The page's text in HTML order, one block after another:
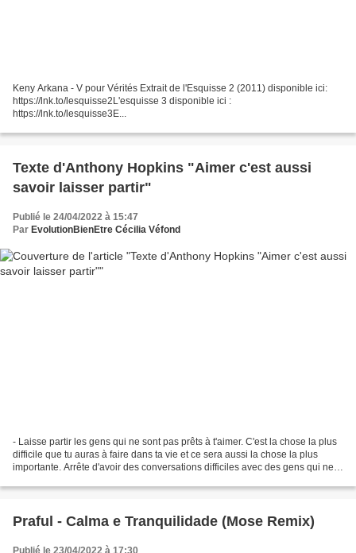
Keny Arkana - V pour Vérités Extrait de l'Esquisse 2 (2011) disponible ici:
https://lnk.to/lesquisse2L'esquisse 3 disponible ici :
https://lnk.to/lesquisse3E...
Texte d'Anthony Hopkins "Aimer c'est aussi
savoir laisser partir"
Publié le 24/04/2022 à 15:47
Par EvolutionBienEtre Cécilia Véfond
- Laisse partir les gens qui ne sont pas prêts à t'aimer. C'est la chose la plus
difficile que tu auras à faire dans ta vie et ce sera aussi la chose la plus
importante. Arrête d'avoir des conversations difficiles avec des gens qui ne
Praful - Calma e Tranquilidade (Mose Remix)
Publié le 23/04/2022 à 17:30